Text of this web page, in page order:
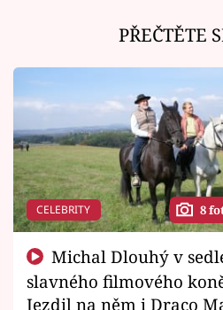
PŘEČTĚTE
CELEBRITY 8
slavného filmového
Jezdil na něm i Draco